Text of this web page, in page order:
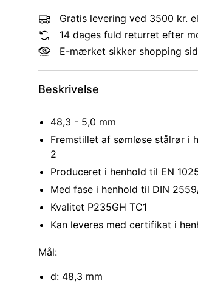
Gratis levering ved 3500 kr.
14 dages fuld returret efter
E-mærket sikker shopping
Beskrivelse
48,3 - 5,0 mm
Fremstillet af sømløse stålrør i
2
Produceret i henhold til EN
Med fase i henhold til DIN
Kvalitet P235GH TC1
Kan leveres med certifikat i
Mål:
d: 48,3 mm